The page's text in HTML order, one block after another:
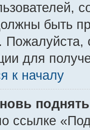
быть
для
к началу
ссылке